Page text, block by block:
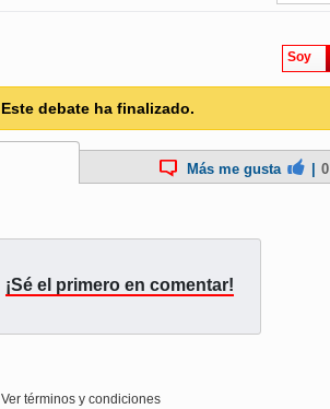
Soy
Este debate ha finalizado.
Más me gusta 0
¡Sé el primero en comentar!
Ver términos y condiciones